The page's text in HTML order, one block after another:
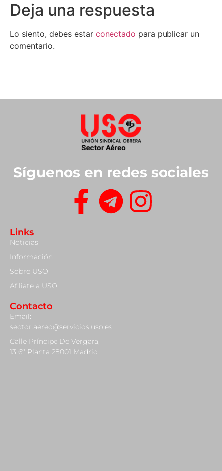
Deja una respuesta
Lo siento, debes estar conectado para publicar un
comentario.
Síguenos en redes sociales
Links
Noticias
Información
Sobre USO
Afiliate a USO
Contacto
Email:
sector.aereo@servicios.uso.es
Calle Príncipe De Vergara,
13 6º Planta 28001 Madrid